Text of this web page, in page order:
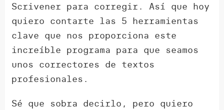
Scrivener para corregir. Así que hoy
quiero contarte las 5 herramientas
clave que nos proporciona este
increíble programa para que seamos
unos correctores de textos
profesionales.
Sé que sobra decirlo, pero quiero